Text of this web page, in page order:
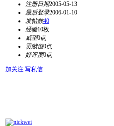
注册日期2005-05-13
最后登录2006-01-10
发帖数40
经验10枚
威望0点
贡献值0点
好评度0点
加关注 写私信